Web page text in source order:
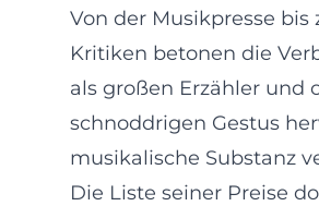
Von der Musikpresse
Kritiken betonen die
als großen Erzähler und
schnoddrigen Gestus
musikalische Substanz
Die Liste seiner Preise